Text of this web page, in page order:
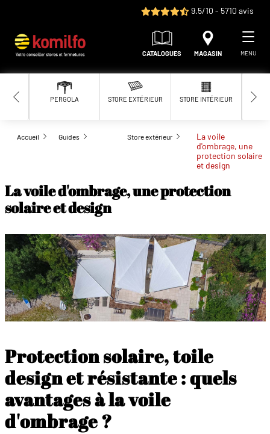
9.5/10 - 5710 avis
CATALOGUES MAGASIN MENU
PERGOLA STORE EXTÉRIEUR STORE INTÉRIEUR
Accueil Guides Store extérieur
La voile
d'ombrage, une
protection solaire
et design
La voile d'ombrage, une protection
solaire et design
Protection solaire, toile
design et résistante : quels
avantages à la voile
d'ombrage ?